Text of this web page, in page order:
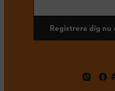
Registrera dig nu